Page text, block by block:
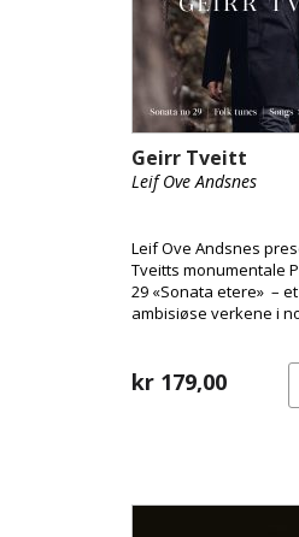
Geirr Tveitt
Leif Ove Andsnes
Leif Ove Andsnes
Tveitts monumentale
29 «Sonata etere» –
ambisiøse verkene i
overlevde den
1970. Innspillingen,
Hardanger, samt
kr 179,00